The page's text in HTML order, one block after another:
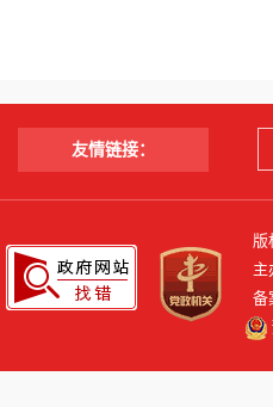
友情链接：
版
主
备